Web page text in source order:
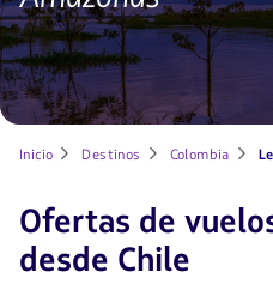
Amazonas
Inicio Destinos Colombia
Ofertas de
desde Chile